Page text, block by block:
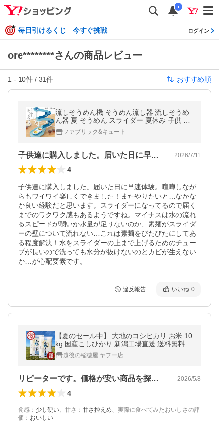
i
毎日引けるくじ 今すぐ挑戦 ログイン
ore********さんの商品レビュー
1 - 10件 / 31件 おすすめ順
流しそうめん機 そうめん流し器 流しそうめ
ん器 夏 そうめん スライダー 夏休み 子供 楽
しめる 素麺 涼風 【◎】/スライダーそうめん
流し器ミントブルー
ファブリック&キュート
子供達に購入しました。届いた日に早速体… 2026/7/11
4
子供達に購入しました。届いた日に早速体験。喧嘩しなが
らもワイワイ楽しくできました！またやりたいと…なかな
か良い経験だと思います。スライダーになってるので届く
までのワクワク感もあるようですね。マイナスは水の流れ
るスピードが弱いか水量が足りないのか、素麺がスライダ
ーの壁について流れない…これは素麺をびたびたにしてあ
る程度解決！水をスライダーの上まで上げるためのチュー
ブが長いので洗っても水分が抜けないのとカビが生えない
か…が心配要素です。
違反報告 いいね 0
【夏のセール中】 大地のコシヒカリ お米 10
kg 国産こしひかり 新潟工場直送 送料無料
沖縄のぞく
越後の稲穂屋 ヤフー店
リピーターです。価格が安い商品を探して… 2026/5/8
4
食感 ： 少し硬い、 甘さ ： 甘さ控えめ、 実際に食べてみたおいしさの評
価 ： おいしい